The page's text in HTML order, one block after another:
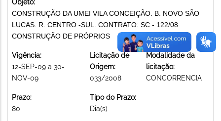
Objeto:
CONSTRUÇÃO DA UMEI VILA CONCEIÇÃO. B. NOVO SÃO
LUCAS. R. CENTRO -SUL. CONTRATO: SC - 122/08
CONSTRUÇÃO DE PRÓPRIOS
Vigência:
12-SEP-09 a 30-
NOV-09
Licitação de
Origem:
033/2008
Modalidade da
licitação:
CONCORRENCIA
Prazo:
80
Tipo do Prazo:
Dia(s)